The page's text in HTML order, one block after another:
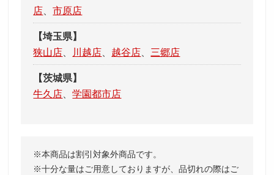
店 、市原店
【埼玉県】
狭山店
川越店 越谷店 三郷店
【茨城県】
牛久店 、学園都市店
本商品は割引対象外商品です。
十分な量はご用意しておりますが、品切れの際はご